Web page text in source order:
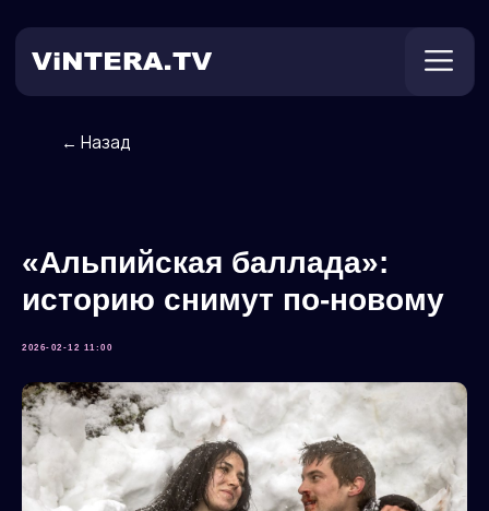
← Назад
«Альпийская баллада»:
историю снимут по-новому
2026-02-12 11:00